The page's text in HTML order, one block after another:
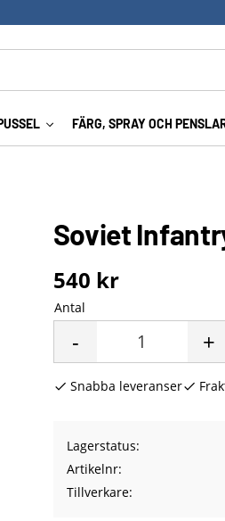
FÄRG, SPRAY OCH
Soviet
540 kr
Antal
+
-
Snabba leveranser
Lagerstatus
Artikelnr
Tillverkare